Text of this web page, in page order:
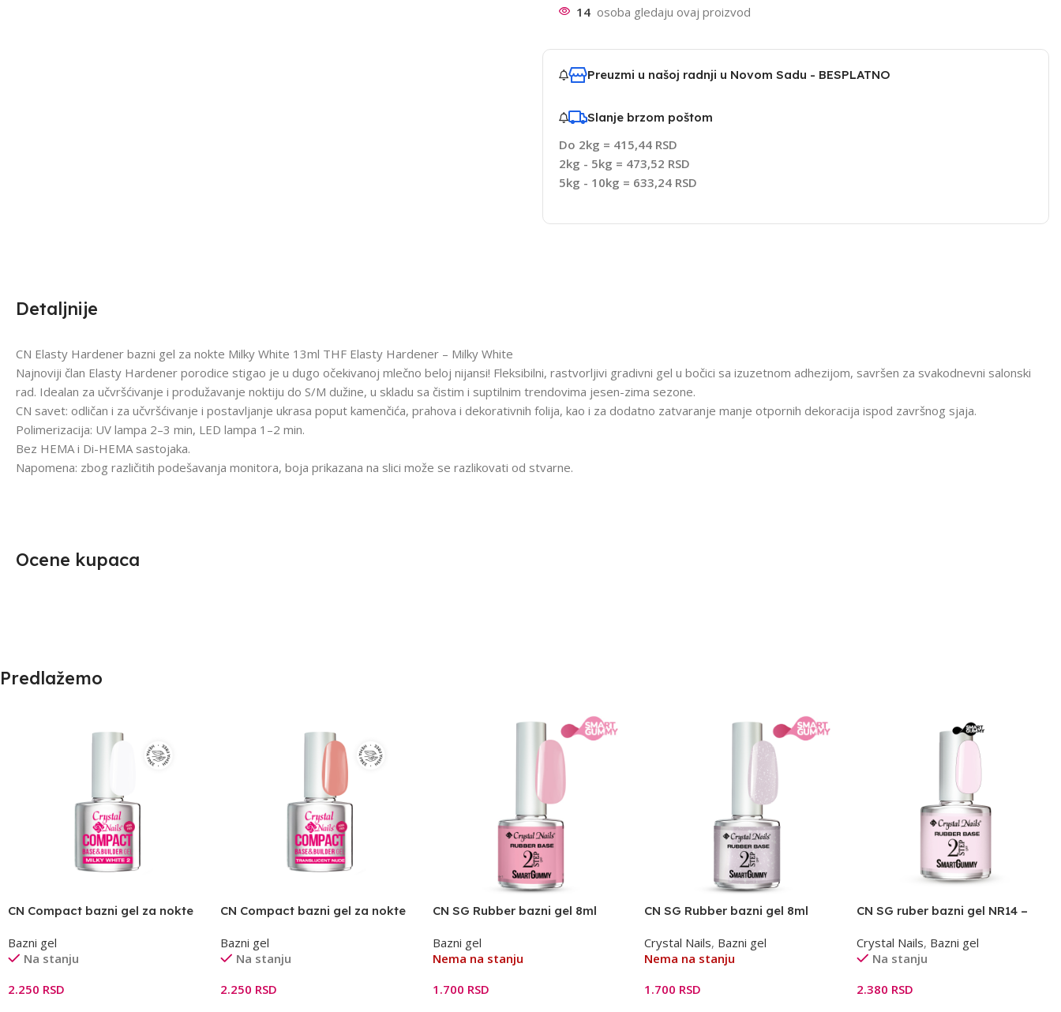
14 osoba gledaju ovaj proizvod
Preuzmi u našoj radnji u Novom Sadu - BESPLATNO
Slanje brzom poštom
Do 2kg = 415,44 RSD
2kg - 5kg = 473,52 RSD
5kg - 10kg = 633,24 RSD
Detaljnije
CN Elasty Hardener bazni gel za nokte Milky White 13ml THF Elasty Hardener – Milky White
Najnoviji član Elasty Hardener porodice stigao je u dugo očekivanoj mlečno beloj nijansi! Fleksibilni, rastvorljivi gradivni gel u bočici sa izuzetnom adhezijom, savršen za svakodnevni salonski
rad. Idealan za učvršćivanje i produžavanje noktiju do S/M dužine, u skladu sa čistim i suptilnim trendovima jesen-zima sezone.
CN savet: odličan i za učvršćivanje i postavljanje ukrasa poput kamenčića, prahova i dekorativnih folija, kao i za dodatno zatvaranje manje otpornih dekoracija ispod završnog sjaja.
Polimerizacija: UV lampa 2–3 min, LED lampa 1–2 min.
Bez HEMA i Di-HEMA sastojaka.
Napomena: zbog različitih podešavanja monitora, boja prikazana na slici može se razlikovati od stvarne.
Ocene kupaca
Predlažemo
CN Compact bazni gel za nokte
Bazni gel
Na stanju
2.250 RSD
CN Compact bazni gel za nokte
Bazni gel
Na stanju
2.250 RSD
CN SG Rubber bazni gel 8ml
Bazni gel
Nema na stanju
1.700 RSD
CN SG Rubber bazni gel 8ml
Crystal Nails, Bazni gel
Nema na stanju
1.700 RSD
CN SG ruber bazni gel NR14 –
Crystal Nails, Bazni gel
Na stanju
2.380 RSD